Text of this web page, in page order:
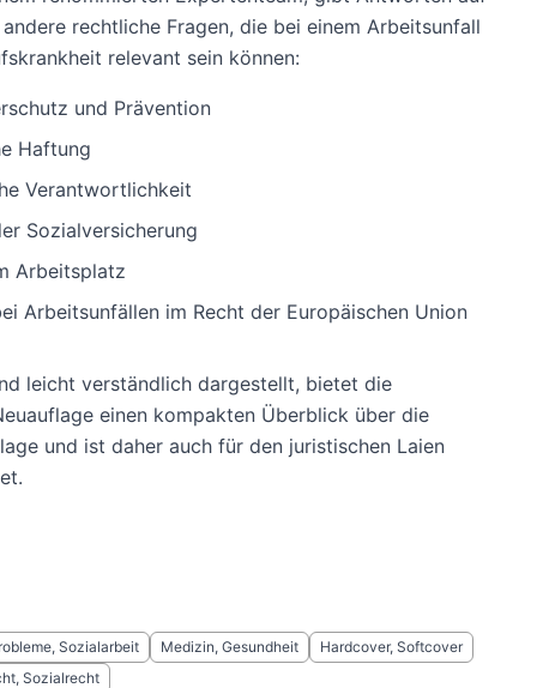
rechtliche Fragen, die bei einem Arbeitsunfall
relevant sein können:
und Prävention
Haftung
Verantwortlichkeit
Sozialversicherung
Arbeitsplatz
Arbeitsunfällen im Recht der Europäischen Union
leicht verständlich dargestellt, bietet die
einen kompakten Überblick über die
und ist daher auch für den juristischen Laien
Sozialarbeit Medizin, Gesundheit
Hardcover, Softcover
Sozialrecht